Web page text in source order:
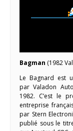
Bagman (1982
Le Bagnard est
par Valadon
1982. C’est le
entreprise
par Stern
publié sous le